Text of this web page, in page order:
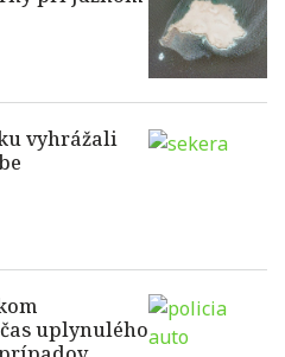
vyhrážali
uplynulého